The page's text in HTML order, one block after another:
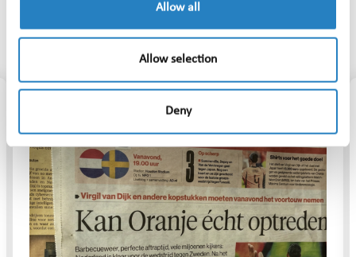
Allow all
Allow selection
Deny
Relevante artikelen